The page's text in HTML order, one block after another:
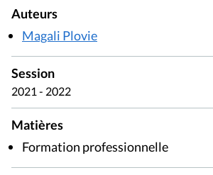
Auteurs
Magali Plovie
Session
2021 - 2022
Matières
Formation professionnelle